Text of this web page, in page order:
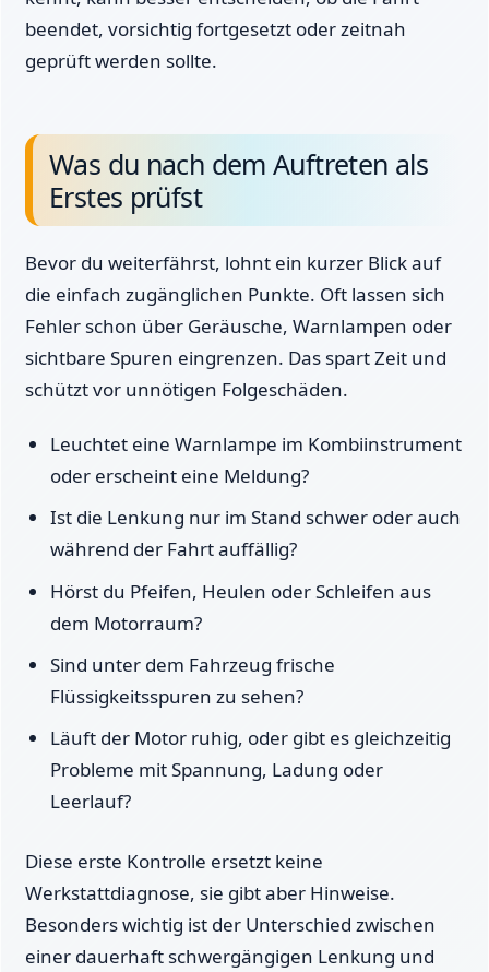
beendet, vorsichtig fortgesetzt oder zeitnah
geprüft werden sollte.
Was du nach dem Auftreten als
Erstes prüfst
Bevor du weiterfährst, lohnt ein kurzer Blick auf
die einfach zugänglichen Punkte. Oft lassen sich
Fehler schon über Geräusche, Warnlampen oder
sichtbare Spuren eingrenzen. Das spart Zeit und
schützt vor unnötigen Folgeschäden.
Leuchtet eine Warnlampe im Kombiinstrument
oder erscheint eine Meldung?
Ist die Lenkung nur im Stand schwer oder auch
während der Fahrt auffällig?
Hörst du Pfeifen, Heulen oder Schleifen aus
dem Motorraum?
Sind unter dem Fahrzeug frische
Flüssigkeitsspuren zu sehen?
Läuft der Motor ruhig, oder gibt es gleichzeitig
Probleme mit Spannung, Ladung oder
Leerlauf?
Diese erste Kontrolle ersetzt keine
Werkstattdiagnose, sie gibt aber Hinweise.
Besonders wichtig ist der Unterschied zwischen
einer dauerhaft schwergängigen Lenkung und